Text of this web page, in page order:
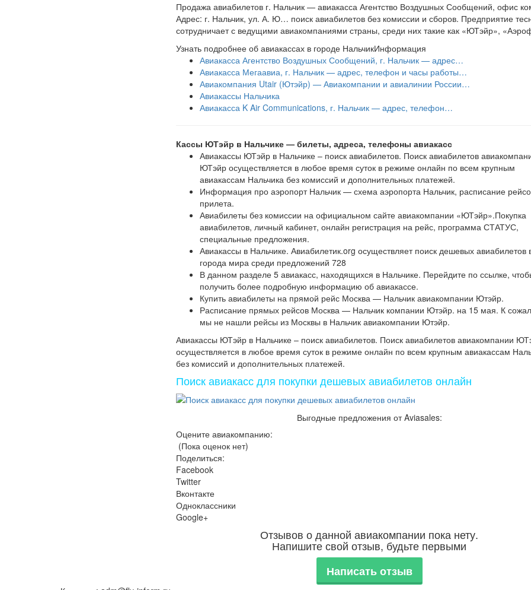
Продажа авиабилетов г. Нальчик — авиакасса Агентство Воздушных Сообщений, офис
Адрес: г. Нальчик, ул. А. Ю… поиск авиабилетов без комиссии и сборов. Предприятие
сотрудничает с ведущими авиакомпаниями страны, среди них такие как «ЮТэйр»,
Узнать подробнее об авиакассах в городе НальчикИнформация
Авиакасса Агентство Воздушных Сообщений, г. Нальчик — адрес…
Авиакасса Мегаавиа, г. Нальчик — адрес, телефон и часы работы…
Авиакомпания Utair (Ютэйр) — Авиакомпании и авиалинии России…
Авиакассы Нальчика
Авиакасса K Air Communications, г. Нальчик — адрес, телефон…
Кассы ЮТэйр в Нальчике — билеты, адреса, телефоны авиакасс
Авиакассы ЮТэйр в Нальчике – поиск авиабилетов. Поиск авиабилетов
ЮТэйр осуществляется в любое время суток в режиме онлайн по всем крупным
авиакассам Нальчика без комиссий и дополнительных платежей.
Информация про аэропорт Нальчик — схема аэропорта Нальчик, расписание
прилета.
Авиабилеты без комиссии на официальном сайте авиакомпании «ЮТэйр».Покупка
авиабилетов, личный кабинет, онлайн регистрация на рейс, программа СТАТУС,
специальные предложения.
Авиакассы в Нальчике. Авиабилетик.org осуществляет поиск дешевых авиабилетов
города мира среди предложений 728
В данном разделе 5 авиакасс, находящихся в Нальчике. Перейдите по ссылке,
получить более подробную информацию об авиакассе.
Купить авиабилеты на прямой рейс Москва — Нальчик авиакомпании Ютэйр.
Расписание прямых рейсов Москва — Нальчик компании Ютэйр. на 15 мая. К
мы не нашли рейсы из Москвы в Нальчик авиакомпании Ютэйр.
Авиакассы ЮТэйр в Нальчике – поиск авиабилетов. Поиск авиабилетов авиакомпании
осуществляется в любое время суток в режиме онлайн по всем крупным авиакассам
без комиссий и дополнительных платежей.
Поиск авиакасс для покупки дешевых авиабилетов онлайн
Выгодные предложения от Aviasales:
Оцените авиакомпанию:
(Пока оценок нет)
Поделиться:
Facebook
Twitter
Вконтакте
Одноклассники
Google+
Отзывов о данной авиакомпании пока нету.
Напишите свой отзыв, будьте первыми
Написать отзыв